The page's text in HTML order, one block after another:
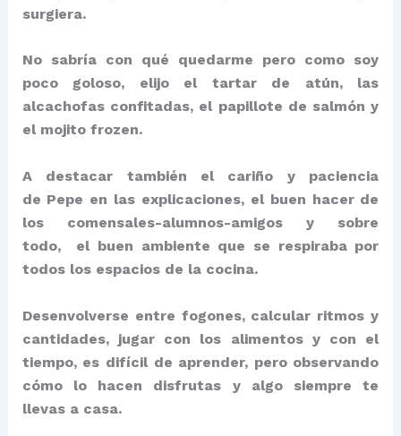
surgiera.
No sabría con qué quedarme pero como soy
poco goloso, elijo el tartar de atún, las
alcachofas confitadas, el papillote de salmón y
el mojito frozen.
A destacar también el cariño y paciencia
de Pepe en las explicaciones, el buen hacer de
los comensales-alumnos-amigos y sobre
todo, el buen ambiente que se respiraba por
todos los espacios de la cocina.
Desenvolverse entre fogones, calcular ritmos y
cantidades, jugar con los alimentos y con el
tiempo, es difícil de aprender, pero observando
cómo lo hacen disfrutas y algo siempre te
llevas a casa.